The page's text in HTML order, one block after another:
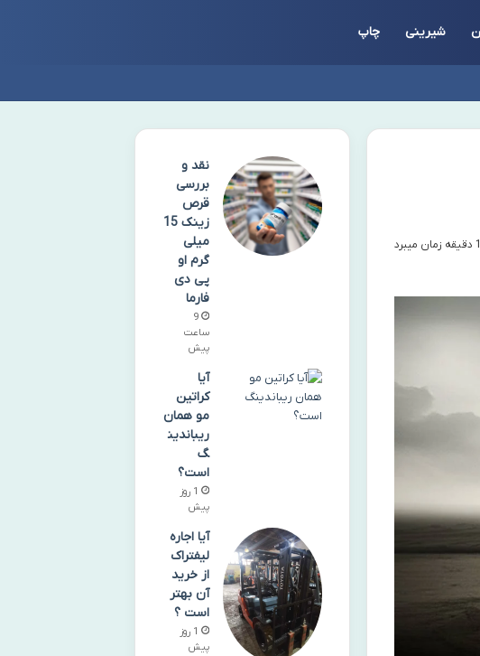
شیرینی چاپ
نقد و
بررسی
قرص
زینک 15
میلی
گرم او
پی دی
فارما
9
ساعت
پیش
آیا
کراتین
مو همان
ریباندین
گ
است؟
1 روز
پیش
آیا اجاره
لیفتراک
از خرید
آن بهتر
است ؟
1 روز
پیش